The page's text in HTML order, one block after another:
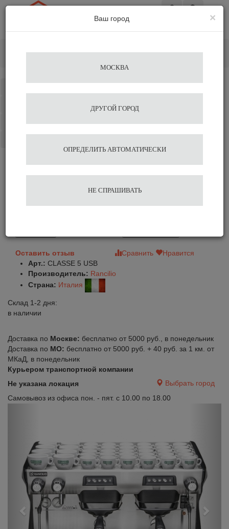
Кофемашина Rancilio
CLASSE 5 USB
Оставить отзыв Сравнить
Нравится
Арт.: CLASSE 5 USB
Производитель: Rancilio
Страна: Италия
Склад 1-2 дня:
в наличии
Доставка по Москве: бесплатно от 5000 руб., в понедельник
Доставка по МО: бесплатно от 5000 руб. + 40 руб. за 1 км. от
МКаД, в понедельник
Курьером транспортной компании
Не указана локация
Выбрать город
Самовывоз из офиса пон. - пят. с 10.00 по 18.00
×
Ваш город
МОСКВА
ДРУГОЙ ГОРОД
ОПРЕДЕЛИТЬ АВТОМАТИЧЕСКИ
НЕ СПРАШИВАТЬ